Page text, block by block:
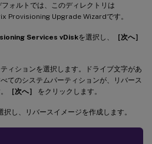
ォルトでは、このディレクトリは
Provisioning Upgrade Wizardです。
Services vDiskを選択し、
［次へ］
ィションを選択します。ドライブ文字があ
てのシステムパーティションが、リバース
［次へ］ をクリックします。
択し、リバースイメージを作成します。